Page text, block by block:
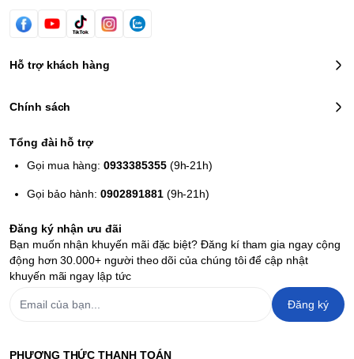
Hỗ trợ khách hàng
Chính sách
Tổng đài hỗ trợ
Gọi mua hàng:0933385355(9h-21h)
Gọi bảo hành:0902891881(9h-21h)
Đăng ký nhận ưu đãi
Bạn muốn nhận khuyến mãi đặc biệt? Đăng kí tham gia ngay cộng
động hơn 30.000+ người theo dõi của chúng tôi để cập nhật
khuyến mãi ngay lập tức
Đăng ký
PHƯƠNG THỨC THANH TOÁN